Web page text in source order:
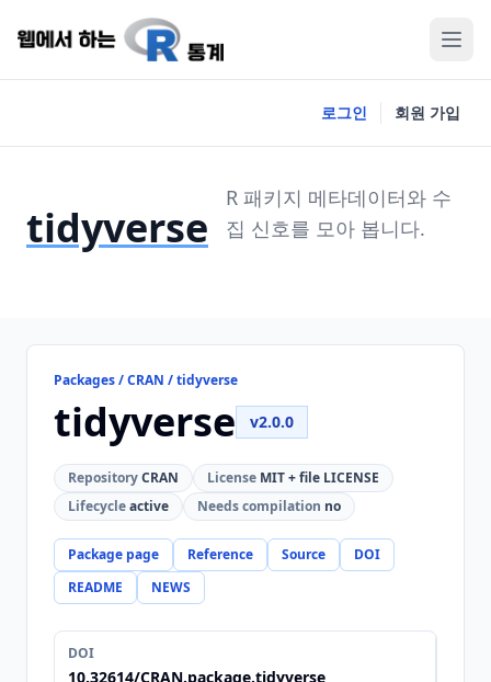
로그인 회원 가입
tidyverse
R 패키지 메타데이터와 수
집 신호를 모아 봅니다.
Packages / CRAN / tidyverse
tidyverse v2.0.0
RepositoryCRAN License MIT + file LICENSE
Lifecycleactive Needs compilation no
Package page Reference Source
DOI
README
NEWS
DOI
10.32614/CRAN.package.tidyverse